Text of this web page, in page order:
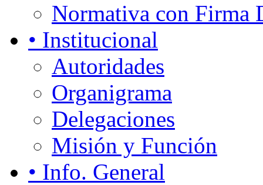
Normativa con Firma
• Institucional
Autoridades
Organigrama
Delegaciones
Misión y Función
• Info. General